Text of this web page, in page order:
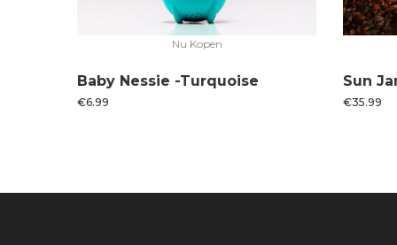
Nu Kopen
Baby Nessie -Turquoise
€6.99
Sun
€35.99